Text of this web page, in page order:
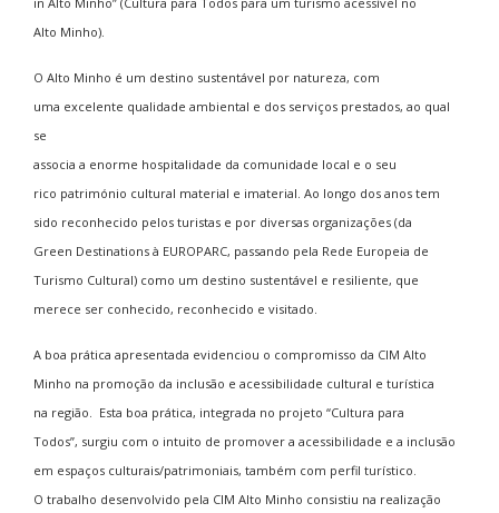
Alto Minho).
O Alto Minho é um destino sustentável por natureza, com
uma excelente qualidade ambiental e dos serviços prestados, ao qual
se
associa a enorme hospitalidade da comunidade local e o seu
rico património cultural material e imaterial. Ao longo dos anos tem
sido reconhecido pelos turistas e por diversas organizações (da
Green Destinations à EUROPARC, passando pela Rede Europeia de
Turismo Cultural) como um destino sustentável e resiliente, que
merece ser conhecido, reconhecido e visitado.
A boa prática apresentada evidenciou o compromisso da CIM Alto
Minho na promoção da inclusão e acessibilidade cultural e turística
na região. Esta boa prática, integrada no projeto “Cultura para
Todos”, surgiu com o intuito de promover a acessibilidade e a inclusão
em espaços culturais/patrimoniais, também com perfil turístico.
O trabalho desenvolvido pela CIM Alto Minho consistiu na realização